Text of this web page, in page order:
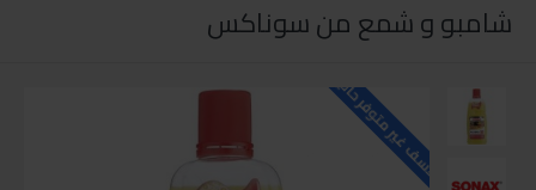
شامبو و شمع من سوناكس
للاسف غير متوفر حاليا